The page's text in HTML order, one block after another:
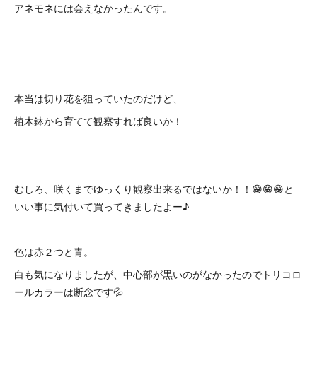
アネモネには会えなかったんです。
本当は切り花を狙っていたのだけど、
植木鉢から育てて観察すれば良いか！
むしろ、咲くまでゆっくり観察出来るではないか！！😁😁😁と
いい事に気付いて買ってきましたよー♪
色は赤２つと青。
白も気になりましたが、中心部が黒いのがなかったのでトリコロ
ールカラーは断念です💦